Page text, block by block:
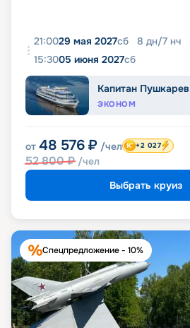
21:0029 мая 2027сб 8 дн/7 нч
15:3005 июня 2027сб
Капитан Пушкарев
ЭКОНОМ
от 48 576 ₽ /чел
52 800₽ /чел
+2 027
Выбрать круиз
Спецпредложение - 10%